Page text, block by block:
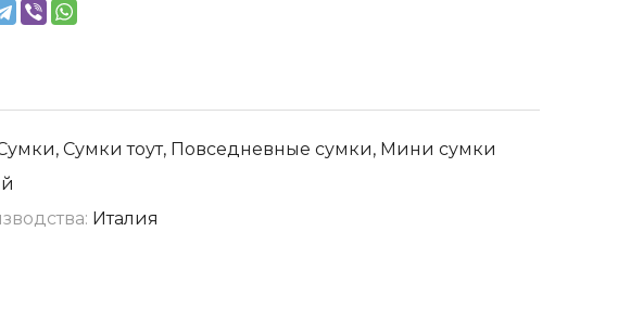
Сумки тоут, Повседневные сумки, Мини сумки
Италия